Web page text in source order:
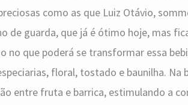
como as que Luiz Otávio,
de guarda, que já é ótimo hoje, mas
no que poderá se transformar essa
floral, tostado e baunilha. Na
entre fruta e barrica, estimulando a